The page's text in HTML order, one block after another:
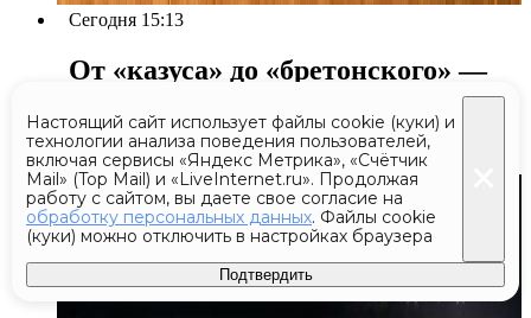
Сегодня 15:13
От «казуса» до «бретонского» —
«Радио Судного дня» передало 5
сообщений за день
Настоящий сайт использует файлы cookie (куки) и
технологии анализа поведения пользователей,
включая сервисы «Яндекс Метрика», «Счётчик
Mail» (Top Mail) и «LiveInternet.ru». Продолжая
работу с сайтом, вы даете свое согласие на
обработку персональных данных. Файлы cookie
(куки) можно отключить в настройках браузера
Подтвердить